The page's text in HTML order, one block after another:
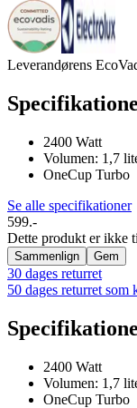
Leverandørens
2400 Watt
Volumen: 1,7
OneCup Turbo
Se alle specifikationer
599.-
Dette produkt er ikke
Sammenlign Gem
30 dages returret
50 dages returret som
2400 Watt
Volumen: 1,7
OneCup Turbo